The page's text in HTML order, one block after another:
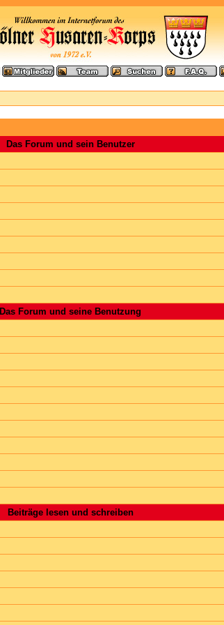
Das Forum und sein Benutzer
Das Forum und seine Benutzung
Beiträge lesen und schreiben